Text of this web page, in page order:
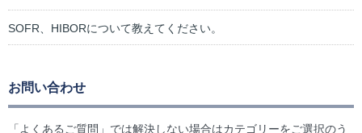
SOFR、HIBORについて教えてください。
お問い合わせ
「よくあるご質問」では解決しない場合はカテゴリーをご選択のう